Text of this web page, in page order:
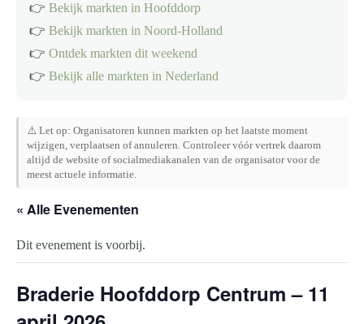
👉 Bekijk markten in Hoofddorp
👉 Bekijk markten in Noord-Holland
👉 Ontdek markten dit weekend
👉 Bekijk alle markten in Nederland
⚠️ Let op: Organisatoren kunnen markten op het laatste moment
wijzigen, verplaatsen of annuleren. Controleer vóór vertrek daarom
altijd de website of socialmediakanalen van de organisator voor de
meest actuele informatie.
« Alle Evenementen
Dit evenement is voorbij.
Braderie Hoofddorp Centrum – 11